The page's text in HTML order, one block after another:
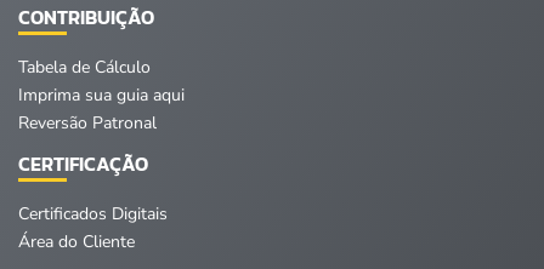
CONTRIBUIÇÃO
Tabela de Cálculo
Imprima sua guia aqui
Reversão Patronal
CERTIFICAÇÃO
Certificados Digitais
Área do Cliente